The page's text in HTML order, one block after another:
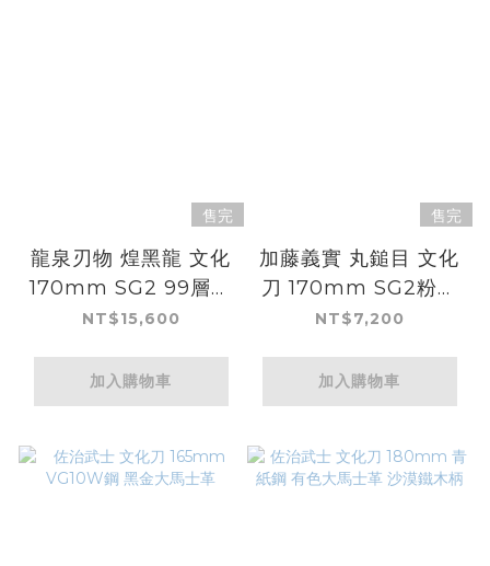
售完
龍泉刃物 煌黑龍 文化
170mm SG2 99層鎳
染大馬士革
NT$15,600
加入購物車
售完
加藤義實 丸鎚目 文化
刀 170mm SG2粉末
HSS鋼
NT$7,200
加入購物車